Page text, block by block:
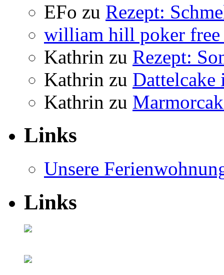
EFo zu Rezept:
william hill poker
Kathrin zu Rezept:
Kathrin zu Dattelcake
Kathrin zu
Links
Unsere
Links